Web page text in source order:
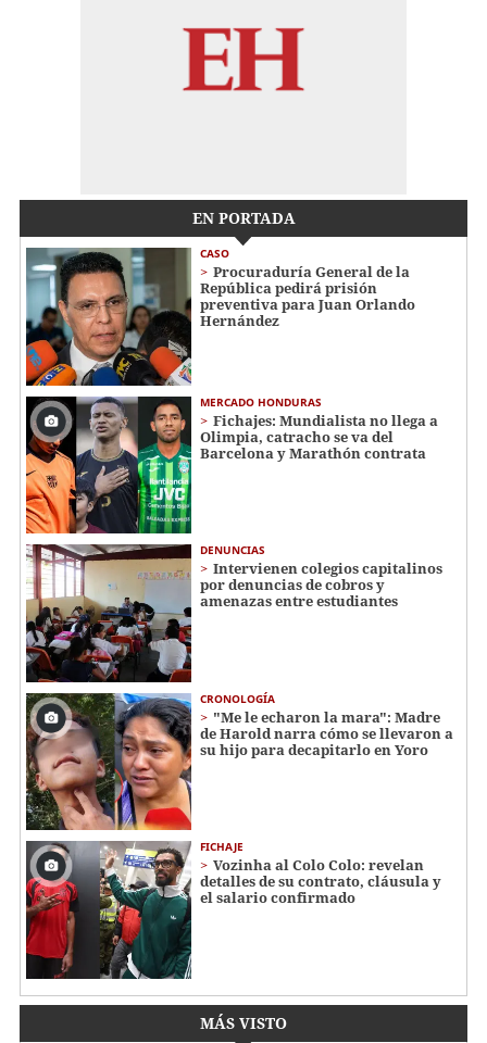
EN PORTADA
CASO
Procuraduría General de la
República pedirá prisión
preventiva para Juan Orlando
Hernández
MERCADO HONDURAS
Fichajes: Mundialista no llega a
Olimpia, catracho se va del
Barcelona y Marathón contrata
DENUNCIAS
Intervienen colegios capitalinos
por denuncias de cobros y
amenazas entre estudiantes
CRONOLOGÍA
"Me le echaron la mara": Madre
de Harold narra cómo se llevaron a
su hijo para decapitarlo en Yoro
FICHAJE
Vozinha al Colo Colo: revelan
detalles de su contrato, cláusula y
el salario confirmado
MÁS VISTO